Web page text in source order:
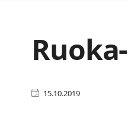
15.10.2019